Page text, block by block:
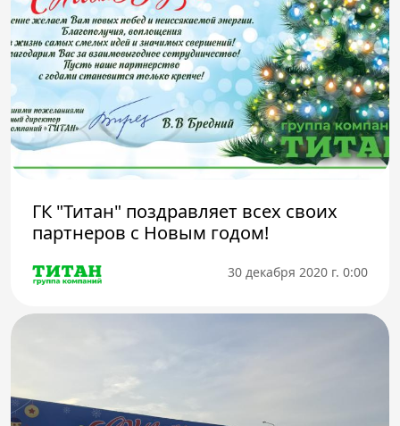
ГК "Титан" поздравляет всех своих
партнеров с Новым годом!
30 декабря 2020 г. 0:00